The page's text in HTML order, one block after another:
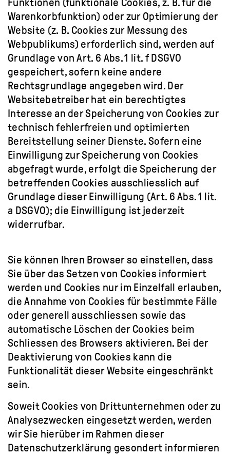
Funktionen (funktionale Cookies, z. B. für die
Warenkorbfunktion) oder zur Optimierung der
Website (z. B. Cookies zur Messung des
Webpublikums) erforderlich sind, werden auf
Grundlage von Art. 6 Abs. 1 lit. f DSGVO
gespeichert, sofern keine andere
Rechtsgrundlage angegeben wird. Der
Websitebetreiber hat ein berechtigtes
Interesse an der Speicherung von Cookies zur
technisch fehlerfreien und optimierten
Bereitstellung seiner Dienste. Sofern eine
Einwilligung zur Speicherung von Cookies
abgefragt wurde, erfolgt die Speicherung der
betreffenden Cookies ausschliesslich auf
Grundlage dieser Einwilligung (Art. 6 Abs. 1 lit.
a DSGVO); die Einwilligung ist jederzeit
widerrufbar.
Sie können Ihren Browser so einstellen, dass
Sie über das Setzen von Cookies informiert
werden und Cookies nur im Einzelfall erlauben,
die Annahme von Cookies für bestimmte Fälle
oder generell ausschliessen sowie das
automatische Löschen der Cookies beim
Schliessen des Browsers aktivieren. Bei der
Deaktivierung von Cookies kann die
Funktionalität dieser Website eingeschränkt
sein.
Soweit Cookies von Drittunternehmen oder zu
Analysezwecken eingesetzt werden, werden
wir Sie hierüber im Rahmen dieser
Datenschutzerklärung gesondert informieren